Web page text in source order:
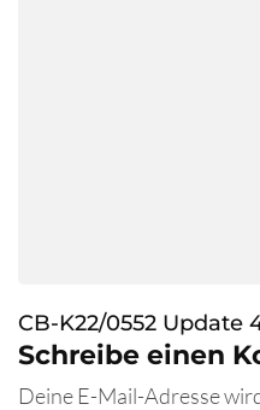
CB-K22/0552 Update
Schreibe einen
Deine E-Mail-Adresse